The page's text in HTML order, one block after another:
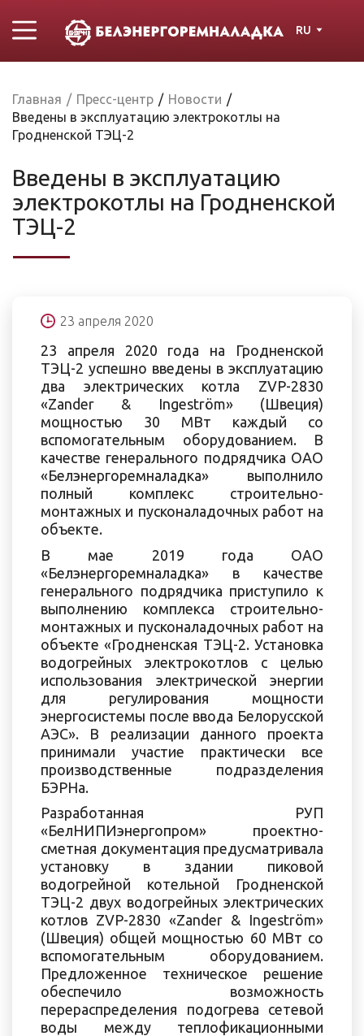
RU
Главная / Пресс-центр / Новости /
Введены в эксплуатацию электрокотлы на
Гродненской ТЭЦ-2
Введены в эксплуатацию
электрокотлы на Гродненской
ТЭЦ-2
23 апреля 2020
23 апреля 2020 года на Гродненской
ТЭЦ-2 успешно введены в эксплуатацию
два электрических котла ZVP-2830
«Zander & Ingeström» (Швеция)
мощностью 30 МВт каждый со
вспомогательным оборудованием. В
качестве генерального подрядчика ОАО
«Белэнергоремналадка» выполнило
полный комплекс строительно-
монтажных и пусконаладочных работ на
объекте.
В мае 2019 года ОАО
«Белэнергоремналадка» в качестве
генерального подрядчика приступило к
выполнению комплекса строительно-
монтажных и пусконаладочных работ на
объекте «Гродненская ТЭЦ-2. Установка
водогрейных электрокотлов с целью
использования электрической энергии
для регулирования мощности
энергосистемы после ввода Белорусской
АЭС». В реализации данного проекта
принимали участие практически все
производственные подразделения
БЭРНа.
Разработанная РУП
«БелНИПИэнергопром» проектно-
сметная документация предусматривала
установку в здании пиковой
водогрейной котельной Гродненской
ТЭЦ-2 двух водогрейных электрических
котлов ZVP-2830 «Zander & Ingeström»
(Швеция) общей мощностью 60 МВт со
вспомогательным оборудованием.
Предложенное техническое решение
обеспечило возможность
перераспределения подогрева сетевой
воды между теплофикационными